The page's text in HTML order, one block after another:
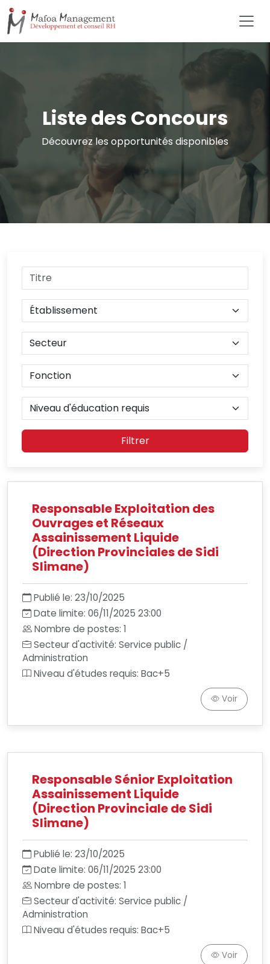
Liste des Concours
Découvrez les opportunités disponibles
Filtrer
Responsable Exploitation des
Ouvrages et Réseaux
Assainissement Liquide
(Direction Provinciales de Sidi
Slimane)
Publié le: 23/10/2025
Date limite: 06/11/2025 23:00
Nombre de postes: 1
Secteur d'activité: Service public /
Administration
Niveau d'études requis: Bac+5
Voir
Responsable Sénior Exploitation
Assainissement Liquide
(Direction Provinciale de Sidi
Slimane)
Publié le: 23/10/2025
Date limite: 06/11/2025 23:00
Nombre de postes: 1
Secteur d'activité: Service public /
Administration
Niveau d'études requis: Bac+5
Voir